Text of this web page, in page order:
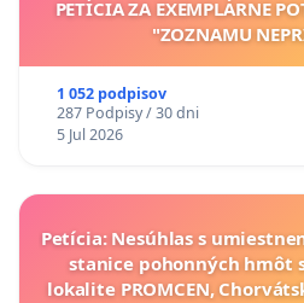
PETÍCIA ZA EXEMPLÁRNE
"ZOZNAMU
1 052 podpisov
287 Podpisy / 30 dni
5 Jul 2026
Petícia: Nesúhlas s
stanice pohonných hmôt
lokalite PROMCEN,